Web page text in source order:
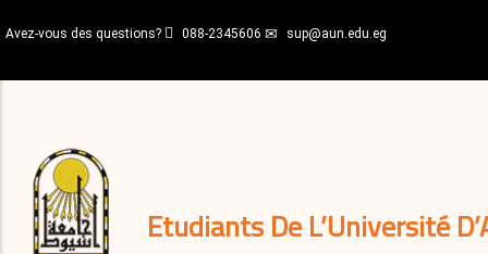
au
principal
Avez-vous des questions? 088-2345606 sup@aun.edu.eg
Etudiants De L’Université
décisions
Expatriés
Journal